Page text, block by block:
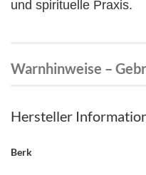
und spirituelle Praxis.
Warnhinweise –
Hersteller
Berk